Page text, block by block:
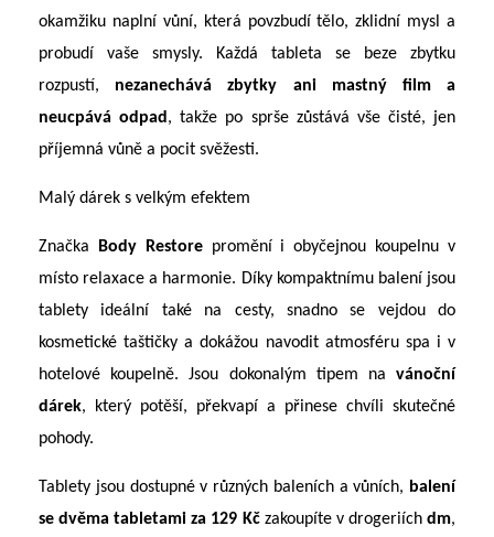
okamžiku naplní vůní, která povzbudí tělo, zklidní mysl a
probudí vaše smysly. Každá tableta se beze zbytku
rozpustí,
nezanechává zbytky ani mastný film a
neucpává odpad , takže po sprše zůstává vše čisté, jen
příjemná vůně a pocit svěžesti.
Malý dárek s velkým efektem
Značka Body Restore promění i obyčejnou koupelnu v
místo relaxace a harmonie. Díky kompaktnímu balení jsou
tablety ideální také na cesty, snadno se vejdou do
kosmetické taštičky a dokážou navodit atmosféru spa i v
hotelové koupelně. Jsou dokonalým tipem na
vánoční
dárek, který potěší, překvapí a přinese chvíli skutečné
pohody.
Tablety jsou dostupné v různých baleních a vůních, balení
se dvěma tabletami za 129 Kč zakoupíte v drogeriích dm,